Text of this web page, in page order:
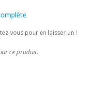
vous pour en laisser un !
ce produit.